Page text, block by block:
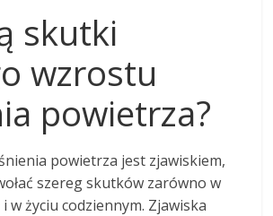
skutki
wzrostu
powietrza?
powietrza jest zjawiskiem,
szereg skutków zarówno w
w życiu codziennym. Zjawiska